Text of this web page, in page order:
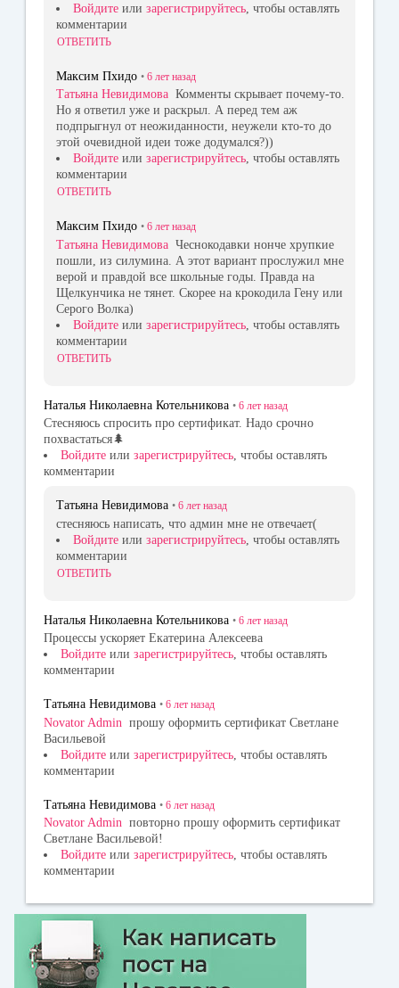
Войдите или зарегистрируйтесь , чтобы оставлять
комментарии
ОТВЕТИТЬ
Максим Пхидо • 6 лет назад
Татьяна Невидимова Комменты скрывает почему-то.
Но я ответил уже и раскрыл. А перед тем аж
подпрыгнул от неожиданности, неужели кто-то до
этой очевидной идеи тоже додумался?))
Войдите или зарегистрируйтесь, чтобы оставлять
комментарии
ОТВЕТИТЬ
Максим Пхидо • 6 лет назад
Татьяна Невидимова Чеснокодавки нонче хрупкие
пошли, из силумина. А этот вариант прослужил мне
верой и правдой все школьные годы. Правда на
Щелкунчика не тянет. Скорее на крокодила Гену или
Серого Волка)
Войдите или зарегистрируйтесь , чтобы оставлять
комментарии
ОТВЕТИТЬ
Наталья Николаевна Котельникова • 6 лет назад
Стесняюсь спросить про сертификат. Надо срочно
похвастаться🌲
Войдите или зарегистрируйтесь, чтобы оставлять
комментарии
Татьяна Невидимова • 6 лет назад
стесняюсь написать, что админ мне не отвечает(
Войдите или зарегистрируйтесь , чтобы оставлять
комментарии
ОТВЕТИТЬ
Наталья Николаевна Котельникова • 6 лет назад
Процессы ускоряет Екатерина Алексеева
Войдите или зарегистрируйтесь, чтобы оставлять
комментарии
Татьяна Невидимова • 6 лет назад
Novator Admin прошу оформить сертификат Светлане
Васильевой
Войдите или зарегистрируйтесь , чтобы оставлять
комментарии
Татьяна Невидимова • 6 лет назад
Novator Admin повторно прошу оформить сертификат
Светлане Васильевой!
Войдите или зарегистрируйтесь, чтобы оставлять
комментарии